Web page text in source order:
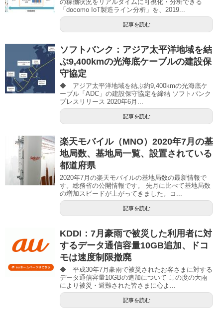
の稼働状況をリアルタイムに可視化・分析できる
「docomo IoT製造ライン分析」を、2019...
記事を読む
ソフトバンク：アジア太平洋地域を結
ぶ9,400kmの光海底ケーブルの建設保
守協定
◆ アジア太平洋地域を結ぶ約9,400kmの光海底ケ
ーブル「ADC」の建設保守協定を締結 ソフトバンク
プレスリリース 2020年6月...
記事を読む
楽天モバイル（MNO）2020年7月の基
地局数、基地局一覧、設置されている
都道府県
2020年7月の楽天モバイルの基地局数の最新情報で
す。総務省の公開情報です。 先月に比べて基地局数
の増加スピードが上がってきました。コ...
記事を読む
KDDI：7月豪雨で被災した利用者に対
するデータ通信容量10GB追加、ドコ
モは速度制限撤廃
◆ 平成30年7月豪雨で被災されたお客さまに対する
データ通信容量10GBの追加について この度の大雨
により被災・避難された皆さまに心よ...
記事を読む